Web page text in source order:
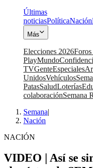
Últimas
noticiasPolíticaNación
Más
Elecciones 2026Foros
PlayMundo
TVGenteEspeciales
UnidosVehículos
PatasSaludLoterías
colaboraciónSemana
Semana|
Nación
NACIÓN
VIDEO | Así se